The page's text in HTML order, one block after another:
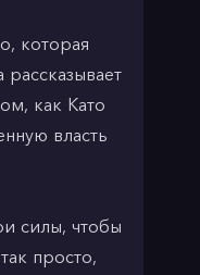
которая
как Като
власть
силы, чтобы
просто,